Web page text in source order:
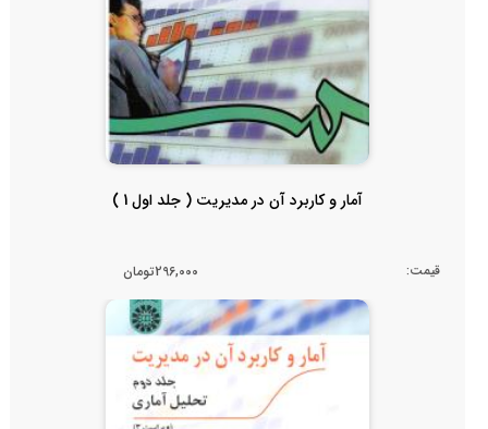
آمار و کاربرد آن در مدیریت ( جلد اول 1 )
قیمت: 296,000تومان